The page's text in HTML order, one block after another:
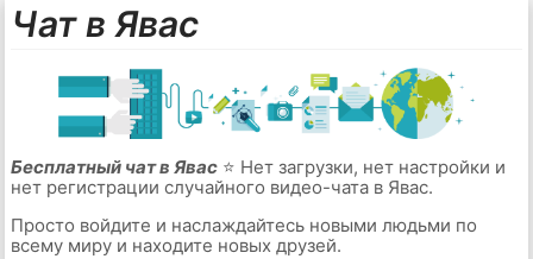
Чат в Явас
Бесплатный чат в Явас⭐ Нет загрузки, нет настройки и
нет регистрации случайного видео-чата в Явас.
Просто войдите и наслаждайтесь новыми людьми по
всему миру и находите новых друзей.